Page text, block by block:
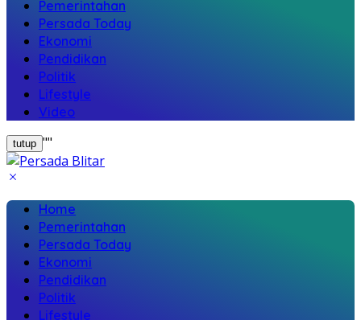
Pemerintahan
Persada Today
Ekonomi
Pendidikan
Politik
Lifestyle
Video
tutup ""
Home
Pemerintahan
Persada Today
Ekonomi
Pendidikan
Politik
Lifestyle